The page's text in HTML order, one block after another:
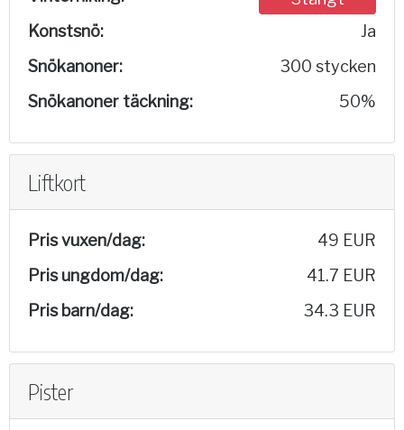
Konstsnö:
Ja
Snökanoner:
300 stycken
Snökanoner täckning:
50%
Liftkort
Pris vuxen/dag:
49 EUR
Pris ungdom/dag:
41.7 EUR
Pris barn/dag:
34.3 EUR
Pister